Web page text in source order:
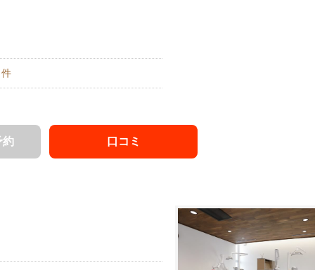
件
約 口コミ